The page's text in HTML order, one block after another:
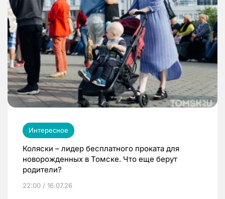
Интересное
Коляски – лидер бесплатного проката для
новорожденных в Томске. Что еще берут
родители?
22:00 / 16.07.26